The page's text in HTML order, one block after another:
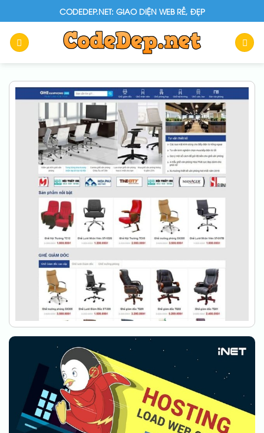
to
content
CODEDEP.NET: GIAO DIỆN WEB RẺ, ĐẸP